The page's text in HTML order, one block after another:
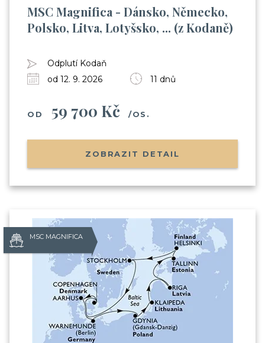
MSC Magnifica - Dánsko, Německo,
Polsko, Litva, Lotyšsko, ... (z Kodaně)
Odplutí Kodaň
od 12. 9. 2026
11 dnů
OD 59 700 Kč /OS.
ZOBRAZIT DETAIL
MSC MAGNIFICA